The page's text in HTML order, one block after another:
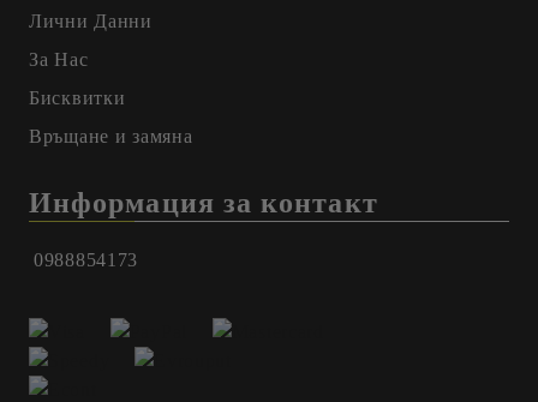
Лични Данни
За Нас
Бисквитки
Връщане и замяна
Информация за контакт
0988854173